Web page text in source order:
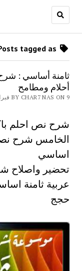
ثامنة أساسي :
أحلام ومطامح
BY CHAR7 NAS ON 9 فبراير، 2020
اساسي
تحضير واصلاح
عربية ثامنة
حجج